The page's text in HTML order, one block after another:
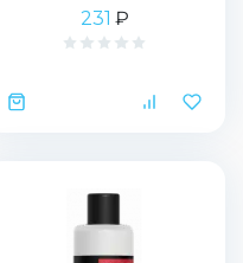
231 ₽